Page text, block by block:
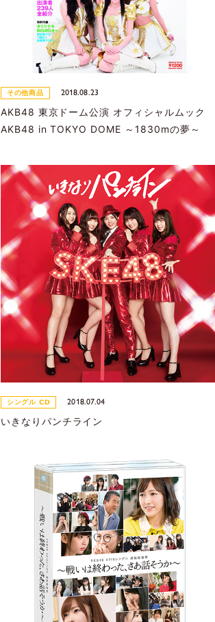
その他商品 2018.08.23
AKB48 東京ドーム公演 オフィシャルムック
AKB48 in TOKYO DOME ～1830mの夢～
シングル CD 2018.07.04
いきなりパンチライン